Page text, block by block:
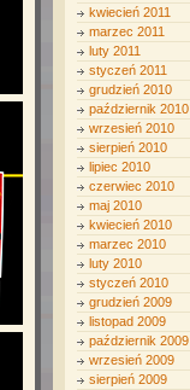
kwiecień 2011
marzec 2011
luty 2011
styczeń 2011
grudzień 2010
październik 2010
wrzesień 2010
sierpień 2010
lipiec 2010
czerwiec 2010
maj 2010
kwiecień 2010
marzec 2010
luty 2010
styczeń 2010
grudzień 2009
listopad 2009
październik 2009
wrzesień 2009
sierpień 2009